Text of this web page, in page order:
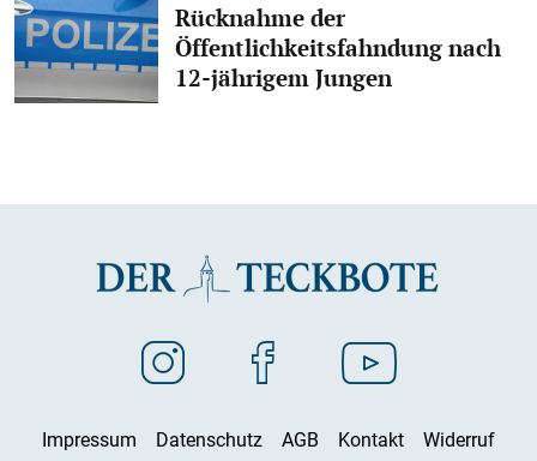
Rücknahme der
Öffentlichkeitsfahndung nach
12-jährigem Jungen
Impressum Datenschutz AGB Kontakt
Widerruf